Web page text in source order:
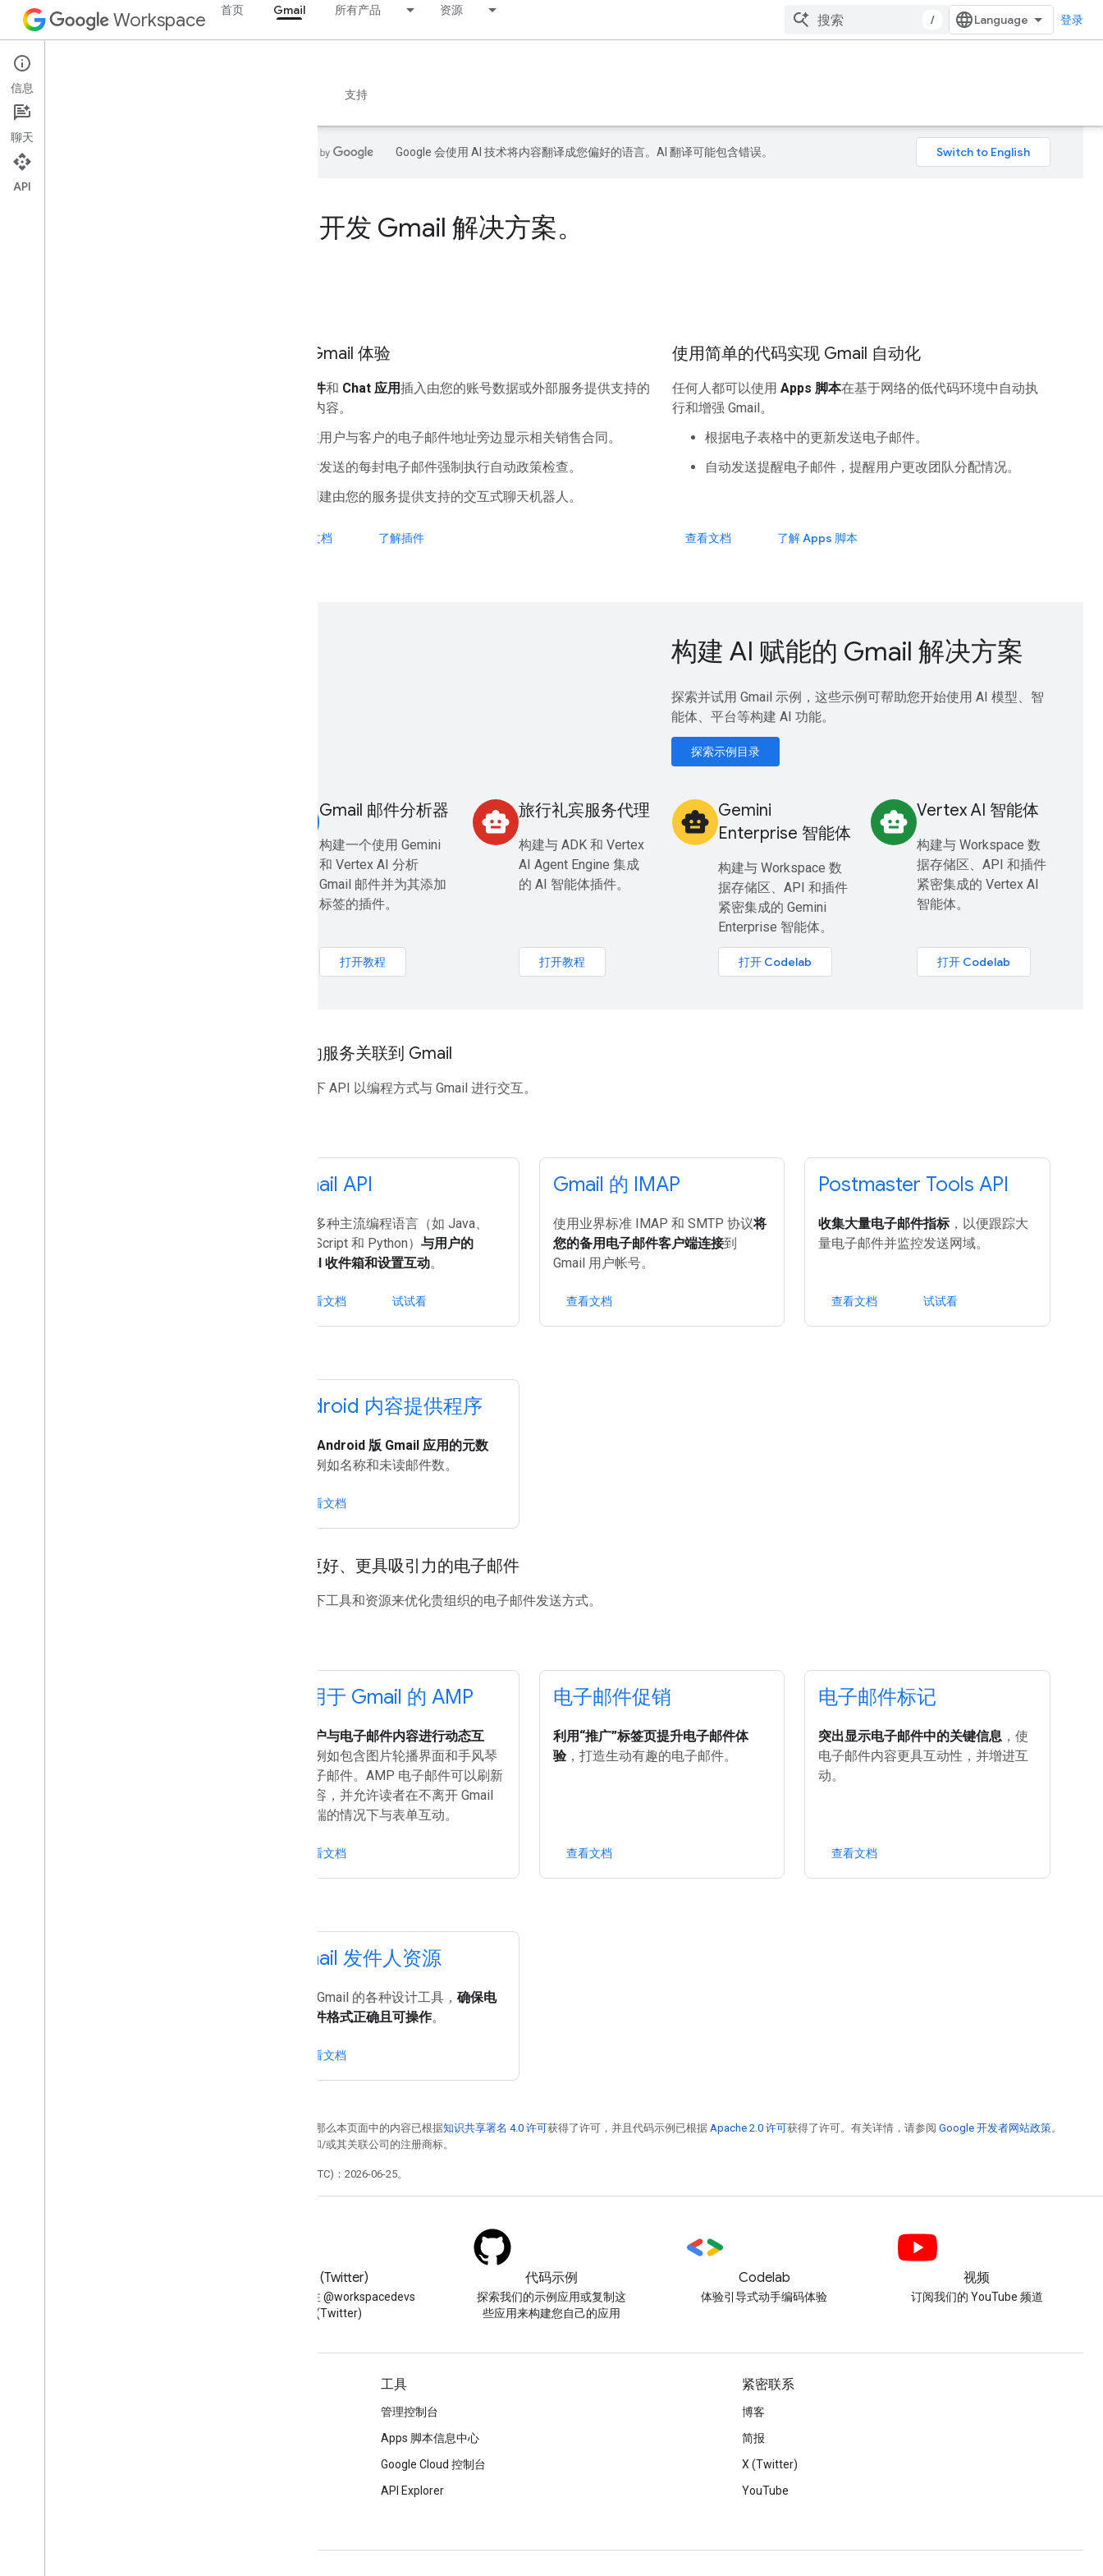
Workspace 首页 Gmail 所有产品 资源
/ 登录
Gmail
概览 支持
Google 会使用 AI 技术将内容翻译成您偏好的语言。AI 翻译可能包含错误。
开发 Gmail 解决方案。
提升 Gmail 体验
插件和 Chat 应用插入由您的账号数据或外部服务提供支持的
交互式内容。
在用户与客户的电子邮件地址旁边显示相关销售合同。
对发送的每封电子邮件强制执行自动政策检查。
创建由您的服务提供支持的交互式聊天机器人。
查看文档 了解插件
使用简单的代码实现 Gmail 自动化
任何人都可以使用 Apps 脚本在基于网络的低代码环境中自动执
行和增强 Gmail。
根据电子表格中的更新发送电子邮件。
自动发送提醒电子邮件，提醒用户更改团队分配情况。
查看文档 了解 Apps 脚本
构建 AI 赋能的 Gmail 解决方案
探索并试用 Gmail 示例，这些示例可帮助您开始使用 AI 模型、智
能体、平台等构建 AI 功能。
探索示例目录
Gmail 邮件分析器
构建一个使用 Gemini
和 Vertex AI 分析
Gmail 邮件并为其添加
标签的插件。
打开教程
smart_toy 旅行礼宾服务代理
构建与 ADK 和 Vertex
AI Agent Engine 集成
的 AI 智能体插件。
打开教程
smart_toy Gemini
Enterprise 智能体
构建与 Workspace 数
据存储区、API 和插件
紧密集成的 Gemini
Enterprise 智能体。
打开 Codelab
smart_toy Vertex AI 智能体
构建与 Workspace 数
据存储区、API 和插件
紧密集成的 Vertex AI
智能体。
打开 Codelab
将您的服务关联到 Gmail
使用以下 API 以编程方式与 Gmail 进行交互。
Gmail API
通过多种主流编程语言（如 Java、
JavaScript 和 Python） 与用户的
Gmail 收件箱和设置互动。
查看文档 试试看
Gmail 的 IMAP
使用业界标准 IMAP 和 SMTP 协议将
您的备用电子邮件客户端连接到
Gmail 用户帐号。
查看文档
Postmaster Tools API
收集大量电子邮件指标，以便跟踪大
量电子邮件并监控发送网域。
查看文档 试试看
Android 内容提供程序
检索 Android 版 Gmail 应用的元数
，例如名称和未读邮件数。
查看文档
设计更好、更具吸引力的电子邮件
使用以下工具和资源来优化贵组织的电子邮件发送方式。
适用于 Gmail 的 AMP
让用户与电子邮件内容进行动态互
，例如包含图片轮播界面和手风琴
的电子邮件。AMP 电子邮件可以刷新
其内容，并允许读者在不离开 Gmail
客户端的情况下与表单互动。
查看文档
电子邮件促销
利用“推广”标签页提升电子邮件体
验，打造生动有趣的电子邮件。
查看文档
电子邮件标记
突出显示电子邮件中的关键信息 ，使
电子邮件内容更具互动性，并增进互
动。
查看文档
Gmail 发件人资源
借助 Gmail 的各种设计工具， 确保电
子邮件格式正确且可操作。
查看文档
如未另行说明，那么本页面中的内容已根据知识共享署名 4.0 许可获得了许可，并且代码示例已根据 Apache 2.0 许可获得了许可。有关详情，请参阅 Google 开发者网站政策。
Java 是 Oracle 和/或其关联公司的注册商标。
最后更新时间 (UTC)：2026-06-25。
X (Twitter)
在 X 上关注 @workspacedevs
(Twitter)
代码示例
探索我们的示例应用或复制这
些应用来构建您自己的应用
Codelab
体验引导式动手编码体验
视频
订阅我们的 YouTube 频道
工具
管理控制台
Apps 脚本信息中心
Google Cloud 控制台
API Explorer
紧密联系
博客
简报
X (Twitter)
YouTube
信息
聊天
API